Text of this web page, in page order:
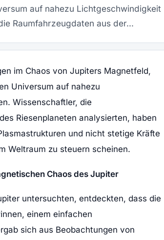
auf nahezu Lichtgeschwindigkeit
Raumfahrzeugdaten aus der...
im Chaos von Jupiters Magnetfeld,
Universum auf nahezu
Wissenschaftler, die
Riesenplaneten analysierten, haben
und nicht stetige Kräfte
Weltraum zu steuern scheinen.
Chaos des Jupiter
untersuchten, entdeckten, dass die
einem einfachen
sich aus Beobachtungen von